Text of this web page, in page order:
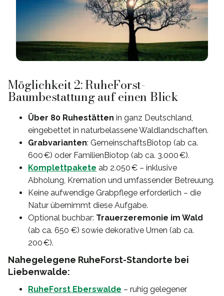
Möglichkeit 2: RuheForst-
Baumbestattung auf einen Blick
Über 80 Ruhestätten in ganz Deutschland,
eingebettet in naturbelassene Waldlandschaften.
Grabvarianten: GemeinschaftsBiotop (ab ca.
600 €) oder FamilienBiotop (ab ca. 3.000 €).
Komplettpakete ab 2.050 € – inklusive
Abholung, Kremation und umfassender Betreuung.
Keine aufwendige Grabpflege erforderlich – die
Natur übernimmt diese Aufgabe.
Optional buchbar: Trauerzeremonie im Wald
(ab ca. 650 €) sowie dekorative Urnen (ab ca.
200 €).
Nahegelegene RuheForst-Standorte bei
Liebenwalde:
RuheForst Eberswalde – ruhig gelegener